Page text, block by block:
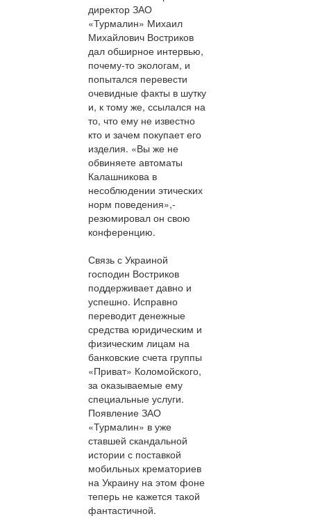
директор ЗАО
«Турмалин» Михаил
Михайлович Востриков
дал обширное интервью,
почему-то экологам, и
попытался перевести
очевидные факты в шутку
и, к тому же, ссылался на
то, что ему не известно
кто и зачем покупает его
изделия. «Вы же не
обвиняете автоматы
Калашникова в
несоблюдении этических
норм поведения»,-
резюмировал он свою
конференцию.
Связь с Украиной
господин Востриков
поддерживает давно и
успешно. Исправно
переводит денежные
средства юридическим и
физическим лицам на
банковские счета группы
«Приват» Коломойского,
за оказываемые ему
специальные услуги.
Появление ЗАО
«Турмалин» в уже
ставшей скандальной
истории с поставкой
мобильных крематориев
на Украину на этом фоне
теперь не кажется такой
фантастичной.